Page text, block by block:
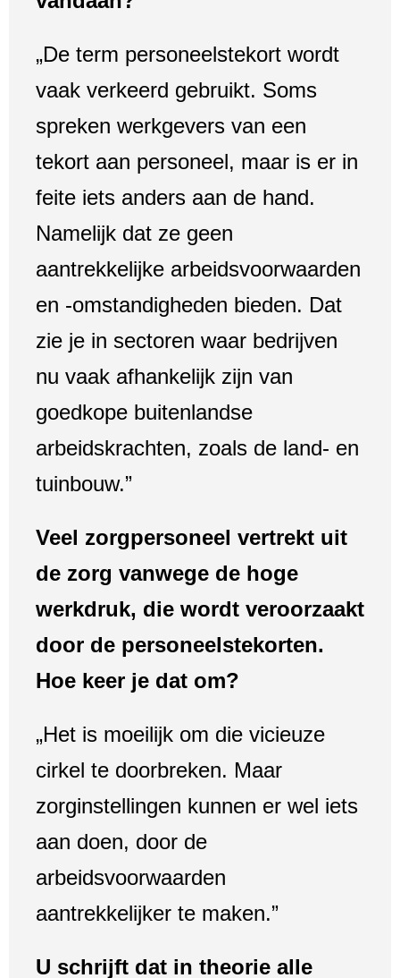
„De term personeelstekort wordt
vaak verkeerd gebruikt. Soms
spreken werkgevers van een
tekort aan personeel, maar is er in
feite iets anders aan de hand.
Namelijk dat ze geen
aantrekkelijke arbeidsvoorwaarden
en -omstandigheden bieden. Dat
zie je in sectoren waar bedrijven
nu vaak afhankelijk zijn van
goedkope buitenlandse
arbeidskrachten, zoals de land- en
tuinbouw.”
Veel zorgpersoneel vertrekt uit
de zorg vanwege de hoge
werkdruk, die wordt veroorzaakt
door de personeelstekorten.
Hoe keer je dat om?
„Het is moeilijk om die vicieuze
cirkel te doorbreken. Maar
zorginstellingen kunnen er wel iets
aan doen, door de
arbeidsvoorwaarden
aantrekkelijker te maken.”
U schrijft dat in theorie alle